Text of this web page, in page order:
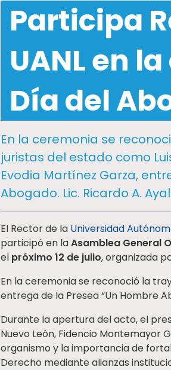
Participa
UANL en
Día del
En la ceremonia se
juristas del estado como
Evodia Martínez Garza,
Abogado. Lic. Ricardo A.
El Rector de la Universidad
participó en laAsamblea General
el próximo 12 de julio, organizada
En la ceremonia se reconoció la
entrega de la Presea “Un Hombre
Durante la apertura del acto, el
Nuevo León, Fidencio Montemayor
organismo y la importancia de
Derecho mediante alianzas